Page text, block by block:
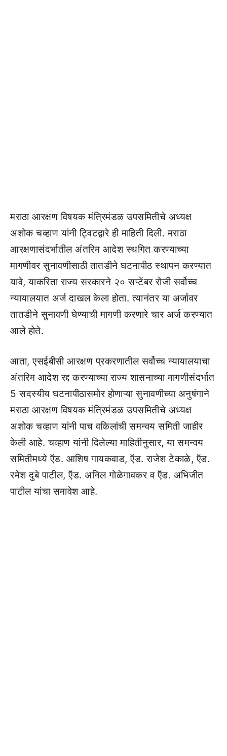
मराठा आरक्षण विषयक मंत्रिमंडळ उपसमितीचे अध्यक्ष
अशोक चव्हाण यांनी ट्विटद्वारे ही माहिती दिली. मराठा
आरक्षणासंदर्भातील अंतरिम आदेश स्थगित करण्याच्या
मागणीवर सुनावणीसाठी तातडीने घटनापीठ स्थापन करण्यात
यावे, याकरिता राज्य सरकारने २० सप्टेंबर रोजी सर्वोच्च
न्यायालयात अर्ज दाखल केला होता. त्यानंतर या अर्जावर
तातडीने सुनावणी घेण्याची मागणी करणारे चार अर्ज करण्यात
आले होते.
आता, एसईबीसी आरक्षण प्रकरणातील सर्वोच्च न्यायालयाचा
अंतरिम आदेश रद्द करण्याच्या राज्य शासनाच्या मागणीसंदर्भात
5 सदस्यीय घटनापीठासमोर होणाऱ्या सुनावणीच्या अनुषंगाने
मराठा आरक्षण विषयक मंत्रिमंडळ उपसमितीचे अध्यक्ष
अशोक चव्हाण यांनी पाच वकिलांची समन्वय समिती जाहीर
केली आहे. चव्हाण यांनी दिलेल्या माहितीनुसार, या समन्वय
समितीमध्ये ऍड. आशिष गायकवाड, ऍड. राजेश टेकाळे, ऍड.
रमेश दुबे पाटील, ऍड. अनिल गोळेगावकर व ऍड. अभिजीत
पाटील यांचा समावेश आहे.